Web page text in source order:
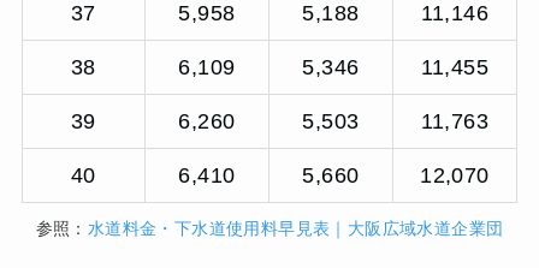
37 5,958 5,188 11,146
38 6,109 5,346 11,455
39 6,260 5,503 11,763
40 6,410 5,660 12,070
参照： 水道料金・下水道使用料早見表｜大阪広域水道企業団